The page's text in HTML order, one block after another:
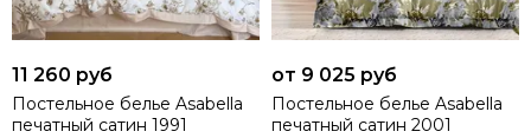
11 260 руб
Постельное белье Asabella
печатный сатин 1991
от 9 025 руб
Постельное белье Asabella
печатный сатин 2001